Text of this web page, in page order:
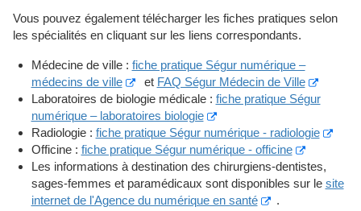
Vous pouvez également télécharger les fiches pratiques selon
les spécialités en cliquant sur les liens correspondants.
Médecine de ville : fiche pratique Ségur numérique –
médecins de ville
et FAQ Ségur Médecin de Ville
Laboratoires de biologie médicale : fiche pratique Ségur
numérique – laboratoires biologie
Radiologie : fiche pratique Ségur numérique - radiologie
Officine : fiche pratique Ségur numérique - officine
Les informations à destination des chirurgiens-dentistes,
sages-femmes et paramédicaux sont disponibles sur le site
internet de l'Agence du numérique en santé
.